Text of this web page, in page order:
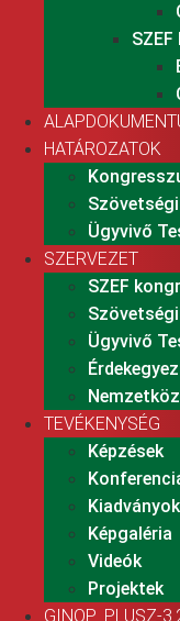
HATÁROZATOK
Ügyvivő
SZERVEZET
SZEF
Ügyvivő
TEVÉKENYSÉG
Képzések
Kiadványok
Képgaléria
Videók
Projektek
GINOP_PLUSZ-